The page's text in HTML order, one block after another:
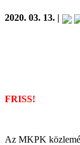
2020. 03. 13. |
FRISS!
Az MKPK